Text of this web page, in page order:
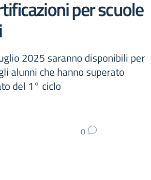
per scuole
2025 saranno disponibili per
alunni che hanno superato
del 1° ciclo
0